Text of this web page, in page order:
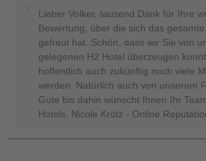
Lieber Volker, tausend Dank für Ihre
Bewertung, über die sich das
gefreut hat. Schön, dass wir Sie von
gelegenen H2 Hotel überzeugen
hoffentlich auch zukünftig noch viele
werden. Natürlich auch von unserem
Gute bis dahin wünscht Ihnen Ihr
Hotels, Nicole Krötz - Online